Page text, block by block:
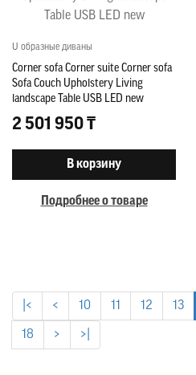
U образные диваны
Corner sofa Corner suite Corner sofa
Sofa Couch Upholstery Living
landscape Table USB LED new
2 501 950 ₸
В корзину
Подробнее о товаре
|< < 10 11 12 13
18 > >|